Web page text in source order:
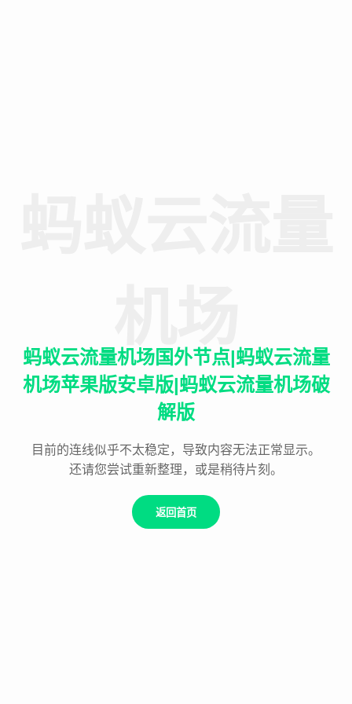
蚂蚁云流量机场国外节点|蚂蚁云流量
机场苹果版安卓版|蚂蚁云流量机场破
解版
目前的连线似乎不太稳定，导致内容无法正常显示。
还请您尝试重新整理，或是稍待片刻。
返回首页